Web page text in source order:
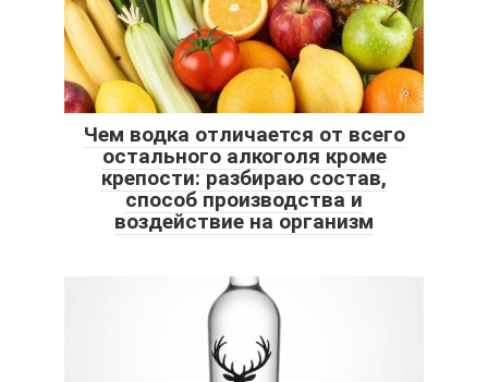
Чем водка отличается от всего
остального алкоголя кроме
крепости: разбираю состав,
способ производства и
воздействие на организм